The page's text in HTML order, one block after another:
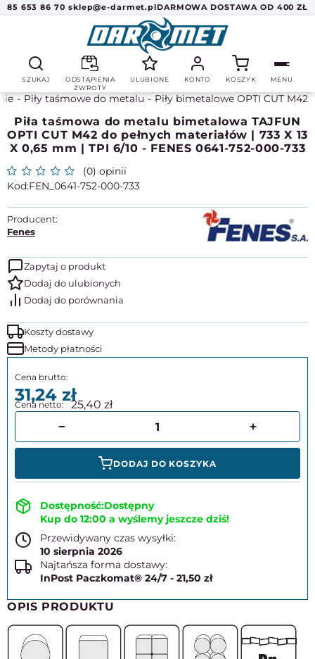
85 653 86 70 sklep@e-darmet.plDARMOWA DOSTAWA OD 400 ZŁ
SZUKAJ
ODSTĄPIENIA
ZWROTY
ULUBIONE KONTO KOSZYK MENU
Piły taśmowe do metalu Piły bimetalowe OPTI CUT M42
Piła taśmowa do metalu bimetalowa TAJFUN
OPTI CUT M42 do pełnych materiałów | 733 X 13
X 0,65 mm | TPI 6/10 - FENES 0641-752-000-733
(0) opinii
FEN_0641-752-000-733
Producent:
Fenes
Zapytaj o produkt
Koszty dostawy
Metody płatności
31,24 25,40
DODAJ DO KOSZYKA
Dostępny
Kup do 12:00 a wyślemy jeszcze dziś!
Przewidywany czas wysyłki:
10 sierpnia 2026
Najtańsza forma dostawy:
InPost Paczkomat® 24/7 - 21,50 zł
OPIS PRODUKTU